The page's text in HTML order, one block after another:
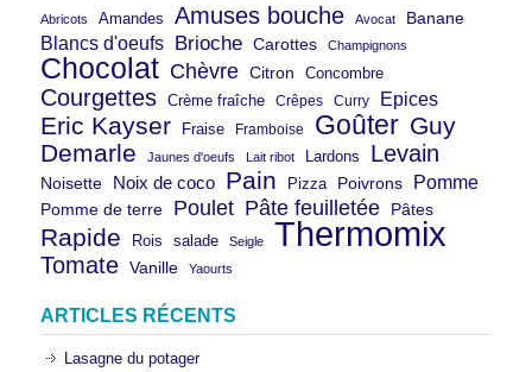
Abricots Amandes Amuses bouche Avocat Banane
Blancs d'oeufs Brioche Carottes Champignons
Chocolat Chèvre Citron Concombre
Courgettes Crème fraîche Crêpes Curry Epices
Eric Kayser Fraise Framboise Goûter Guy
Demarle
Jaunes d'oeufs Lait ribot Lardons Levain
Noisette Noix de coco Pain Pizza Poivrons Pomme
Pomme de terre Poulet Pâte feuilletée Pâtes
Rapide Rois salade Seigle Thermomix
Tomate Vanille Yaourts
ARTICLES RÉCENTS
Lasagne du potager